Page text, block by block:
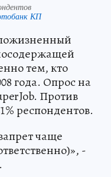
КП
тем, кто
года. Опрос на
Против
респондентов.
чаще
-